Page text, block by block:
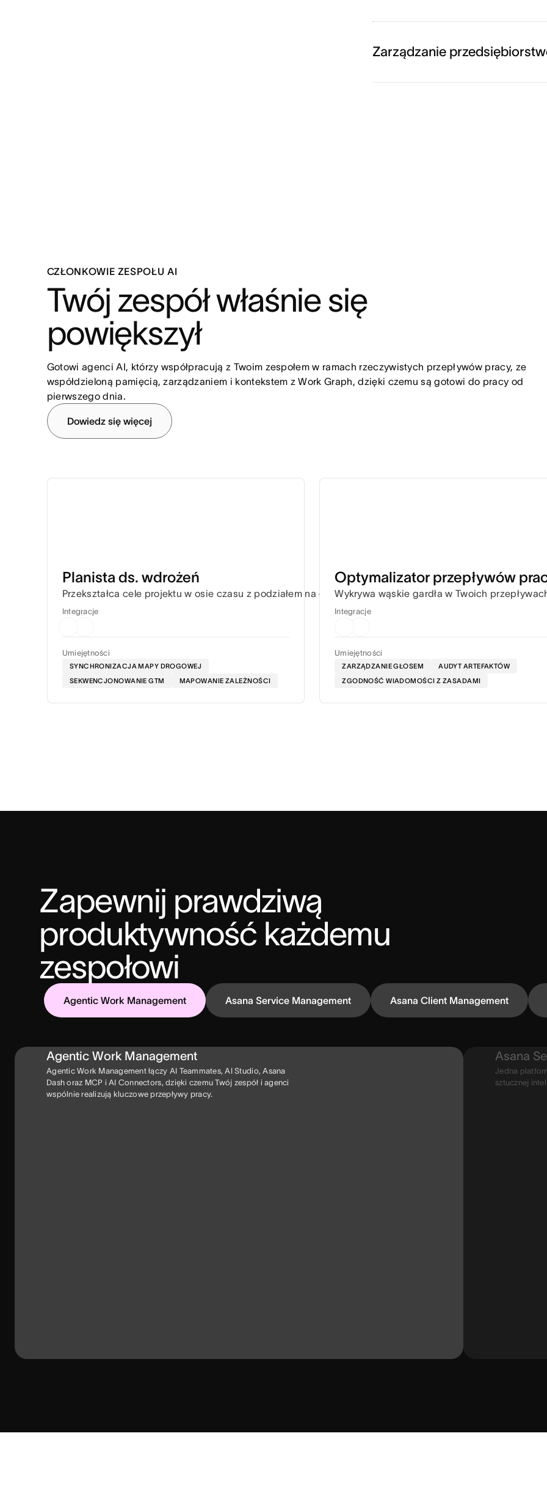
Zarządzanie
CZŁONKOWIE ZESPOŁU AI
Twój zespół właśnie się
powiększył
Gotowi agenci AI, którzy współpracują z Twoim zespołem w ramach rzeczywistych przepływów pracy, ze
współdzieloną pamięcią, zarządzaniem i kontekstem z Work Graph, dzięki czemu są gotowi do pracy od
pierwszego dnia.
Dowiedz się więcej
Planista ds. wdrożeń
Przekształca cele projektu w osie czasu z podziałem na etapy, dzięki czemu dotrzymywanie terminów
Umiejętności
SYNCHRONIZACJA MAPY DROGOWEJ
SEKWENCJONOWANIE GTM
MAPOWANIE ZALEŻNOŚCI
Integracje
Optymalizator przepływów
Wykrywa wąskie gardła w Twoich
Umiejętności
ZARZĄDZANIE GŁOSEM
AUDYT ARTEFAKTÓW
ZGODNOŚĆ WIADOMOŚCI Z ZASADAMI
Integracje
Zapewnij prawdziwą
produktywność każdemu
zespołowi
Agentic Work Management Asana Service Management Asana Client Management
Agentic Work Management
Agentic Work Management łączy AI Teammates, AI Studio, Asana
Dash oraz MCP i AI Connectors, dzięki czemu Twój zespół i agenci
wspólnie realizują kluczowe przepływy pracy.
Asana
Jedna
sztucznej